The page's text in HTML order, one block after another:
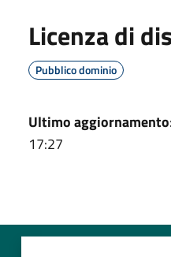
Licenza di
Pubblico dominio
Ultimo aggiornamento
17:27